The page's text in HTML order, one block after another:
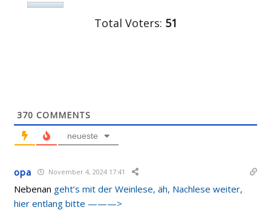
Total Voters: 51
370 COMMENTS
neueste
opa November 4, 2024 17:41
Nebenan geht’s mit der Weinlese, äh, Nachlese weiter,
hier entlang bitte ———>